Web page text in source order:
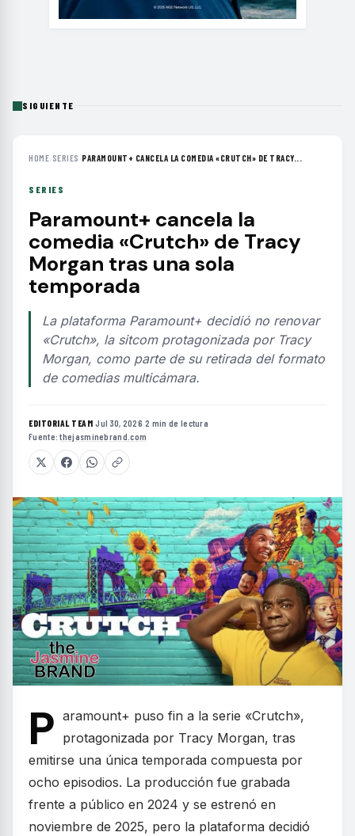
SIGUIENTE
HOME› SERIES ›PARAMOUNT+ CANCELA LA COMEDIA «CRUTCH» DE TRACY...
SERIES
Paramount+ cancela la
comedia «Crutch» de Tracy
Morgan tras una sola
temporada
La plataforma Paramount+ decidió no renovar
«Crutch», la sitcom protagonizada por Tracy
Morgan, como parte de su retirada del formato
de comedias multicámara.
EDITORIAL TEAM·Jul 30, 2026·2 min de lectura·
Fuente:thejasminebrand.com
P aramount+ puso fin a la serie «Crutch»,
protagonizada por Tracy Morgan, tras
emitirse una única temporada compuesta por
ocho episodios. La producción fue grabada
frente a público en 2024 y se estrenó en
noviembre de 2025, pero la plataforma decidió